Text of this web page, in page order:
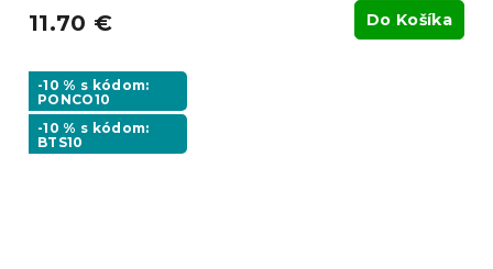
11.70 € Do Košíka
-10 % s kódom:
PONCO10
-10 % s kódom:
BTS10